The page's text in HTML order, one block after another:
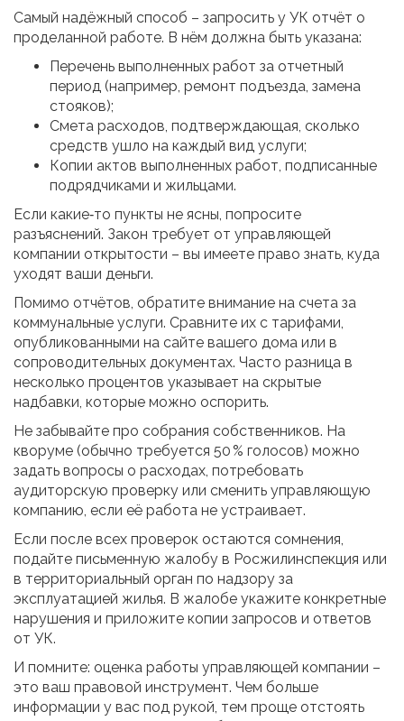
Самый надёжный способ – запросить у УК отчёт о
проделанной работе. В нём должна быть указана:
Перечень выполненных работ за отчетный
период (например, ремонт подъезда, замена
стояков);
Смета расходов, подтверждающая, сколько
средств ушло на каждый вид услуги;
Копии актов выполненных работ, подписанные
подрядчиками и жильцами.
Если какие‑то пункты не ясны, попросите
разъяснений. Закон требует от управляющей
компании открытости – вы имеете право знать, куда
уходят ваши деньги.
Помимо отчётов, обратите внимание на счета за
коммунальные услуги. Сравните их с тарифами,
опубликованными на сайте вашего дома или в
сопроводительных документах. Часто разница в
несколько процентов указывает на скрытые
надбавки, которые можно оспорить.
Не забывайте про собрания собственников. На
кворуме (обычно требуется 50 % голосов) можно
задать вопросы о расходах, потребовать
аудиторскую проверку или сменить управляющую
компанию, если её работа не устраивает.
Если после всех проверок остаются сомнения,
подайте письменную жалобу в Росжилинспекция или
в территориальный орган по надзору за
эксплуатацией жилья. В жалобе укажите конкретные
нарушения и приложите копии запросов и ответов
от УК.
И помните: оценка работы управляющей компании –
это ваш правовой инструмент. Чем больше
информации у вас под рукой, тем проще отстоять